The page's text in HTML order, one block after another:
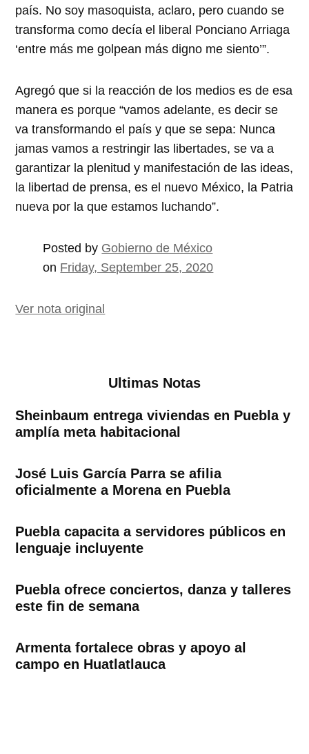
país. No soy masoquista, aclaro, pero cuando se
transforma como decía el liberal Ponciano Arriaga
‘entre más me golpean más digno me siento’”.
Agregó que si la reacción de los medios es de esa
manera es porque “vamos adelante, es decir se
va transformando el país y que se sepa: Nunca
jamas vamos a restringir las libertades, se va a
garantizar la plenitud y manifestación de las ideas,
la libertad de prensa, es el nuevo México, la Patria
nueva por la que estamos luchando”.
Posted by Gobierno de México
on Friday, September 25, 2020
Ver nota original
Ultimas Notas
Sheinbaum entrega viviendas en Puebla y
amplía meta habitacional
José Luis García Parra se afilia
oficialmente a Morena en Puebla
Puebla capacita a servidores públicos en
lenguaje incluyente
Puebla ofrece conciertos, danza y talleres
este fin de semana
Armenta fortalece obras y apoyo al
campo en Huatlatlauca